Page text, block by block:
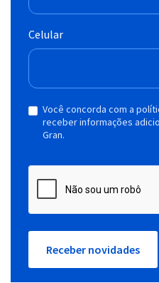
Celular
Você concorda com a
receber informações
Gran.
Receber novidades